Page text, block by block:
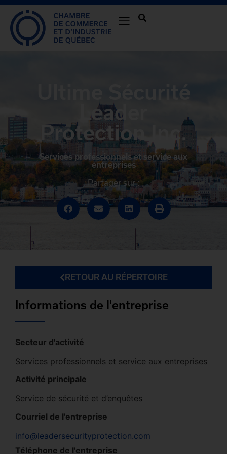
Ultime Sécurité
Leader
Protection Inc.
Services professionnels et service aux
entreprises
Partager sur :
RETOUR AU RÉPERTOIRE
Informations de l'entreprise
Secteur d'activité
Services professionnels et service aux entreprises
Activité principale
Service de sécurité et d’enquêtes
Courriel de l'entreprise
info@leadersecurityprotection.com
Téléphone de l'entreprise